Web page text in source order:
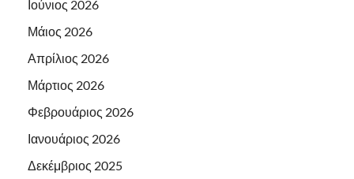
Ιούνιος 2026
Μάιος 2026
Απρίλιος 2026
Μάρτιος 2026
Φεβρουάριος 2026
Ιανουάριος 2026
Δεκέμβριος 2025